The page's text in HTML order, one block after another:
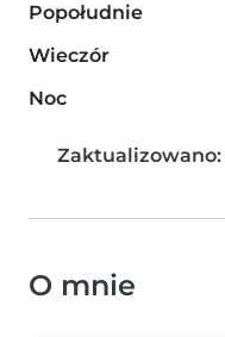
Popołudnie
Wieczór
Noc
Zaktualizowano:
O mnie